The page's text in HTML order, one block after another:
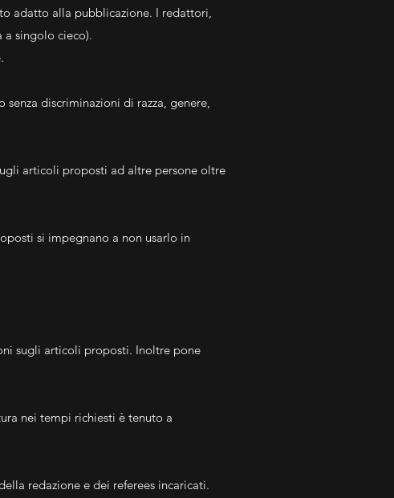
adatto alla pubblicazione. I redattori,
a singolo cieco).
discriminazioni di razza, genere,
articoli proposti ad altre persone oltre
si impegnano a non usarlo in
sugli articoli proposti. Inoltre pone
nei tempi richiesti è tenuto a
redazione e dei referees incaricati.